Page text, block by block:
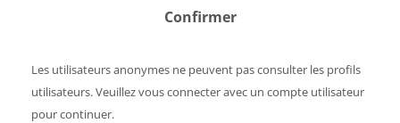
Confirmer
Les utilisateurs anonymes ne peuvent pas consulter les profils
utilisateurs. Veuillez vous connecter avec un compte utilisateur
pour continuer.